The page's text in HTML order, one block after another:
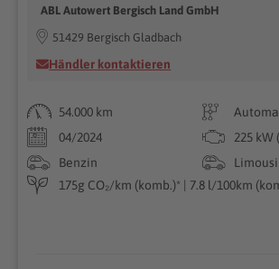
ABL Autowert Bergisch Land GmbH
51429 Bergisch Gladbach
Händler kontaktieren
54.000 km
04/2024
225 kW
Benzin
175g CO₂/km (komb.)* | 7.8 l/100km